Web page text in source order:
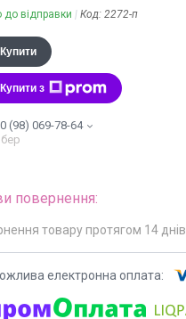
до відправки Код: 2272-п
Купити
Купити з
(98) 069-78-64
товару протягом 14 днів